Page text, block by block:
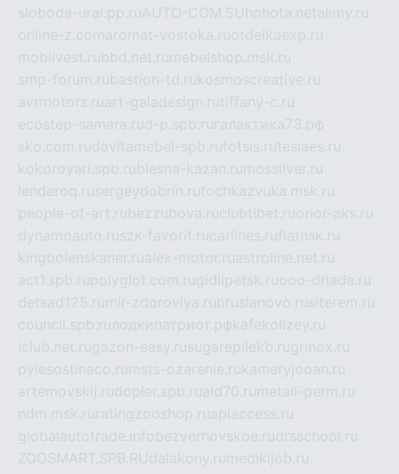
sloboda-ural.pp.ruAUTO-COM.SU hohota.net alimy.ru
online-z.comaromat-vostoka.ruotdelkaexp.ru
mobilvest.rubbd.net.ru mebelshop.msk.ru
smp-forum.rubastion-td.rukosmoscreative.ru
avrmotors.ruart-galadesign.rutiffany-c.ru
ecostep-samara.rud-p.spb.ru галактика73.рф
sko.com.rudavitamebel-spb.rufotsis.rutesiaes.ru
kokoroyari.spb.rublesna-kazan.ru mossilver.ru
lenderoq.rusergeydobrin.rutochkazvuka.msk.ru
people-of-art.rubezzubova.ruclubtibet.ruorior-aks.ru
dynamoauto.ruszk-favorit.rucarlines.ruflatnsk.ru
kingbolenskaner.rualex-motor.ruastroline.net.ru
act1.spb.rupolyglot.com.rugidlipetsk.ruooo-driada.ru
detsad125.ru mir-zdoroviya.rubruslanovo.rusiterem.ru
council.spb.ruлодкипатриот.рфkafekolizey.ru
iclub.net.rugazon-easy.rusugarepilekb.rugrinox.ru
pylesostineco.ru msts-ozarenie.rukameryjooan.ru
artemovskij.rudopler.spb.ruaid70.ru metall-perm.ru
ndm.msk.ru ratingzooshop.ruapiaccess.ru
globalautotrade.info bezverhovskoe.rudrsschool.ru
ZOOSMART.SPB.RUdalakony.ru medikijob.ru